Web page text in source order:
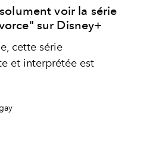
voir la série
sur Disney+
cette série
et interprétée est